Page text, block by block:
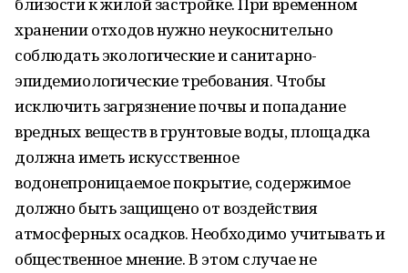
хранении отходов нужно неукоснительно
соблюдать экологические и санитарно-
эпидемиологические требования. Чтобы
исключить загрязнение почвы и попадание
вредных веществ в грунтовые воды, площадка
должна иметь искусственное
водонепроницаемое покрытие, содержимое
должно быть защищено от воздействия
атмосферных осадков. Необходимо учитывать и
общественное мнение. В этом случае не